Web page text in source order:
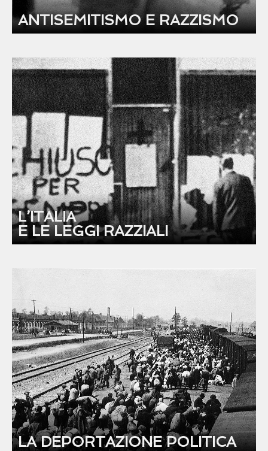
ANTISEMITISMO E RAZZISMO
L’ITALIA
E LE LEGGI RAZZIALI
LA DEPORTAZIONE POLITICA